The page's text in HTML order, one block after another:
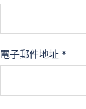
電子郵件地址 *